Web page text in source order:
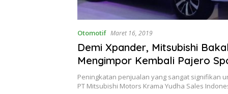
Otomotif Maret 16, 2019
Demi Xpander, Mitsubishi Bakal
Mengimpor Kembali Pajero
Peningkatan penjualan yang sangat signifikan
PT Mitsubishi Motors Krama Yudha Sales